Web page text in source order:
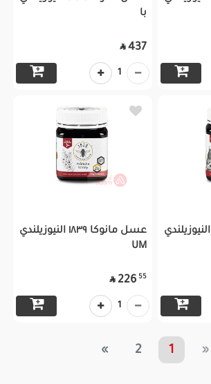
با
437

1
عسل مانوكا ١٨٣٩ النيوزيلندي
عسل مانوكا ١٨٣٩ النيوزيلندي
UM
55
226

1
«
1
2
»